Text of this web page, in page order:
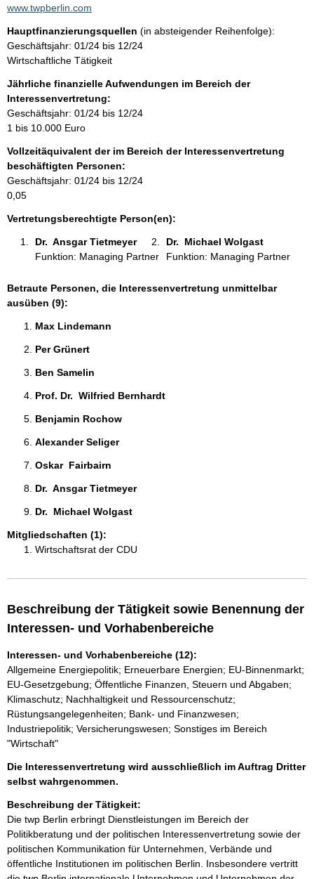
a
t
i
n
f
o
r
m
t
i
o
n
e
www.twpberlin.com
Hauptfinanzierungsquellen (in absteigender Reihenfolge):
Geschäftsjahr: 01/24 bis 12/24
Wirtschaftliche Tätigkeit
Jährliche finanzielle Aufwendungen im Bereich der
Interessenvertretung:
Geschäftsjahr: 01/24 bis 12/24
1 bis 10.000 Euro
Vollzeitäquivalent der im Bereich der Interessenvertretung
beschäftigten Personen:
Geschäftsjahr: 01/24 bis 12/24
0,05
Vertretungsberechtigte Person(en):
Dr.  Ansgar Tietmeyer
Funktion: Managing Partner
Dr.  Michael Wolgast
Funktion: Managing Partner
Betraute Personen, die Interessenvertretung unmittelbar
ausüben (9):
Max Lindemann
Per Grünert
Ben Samelin
Prof. Dr.  Wilfried Bernhardt
Benjamin Rochow
Alexander Seliger
Oskar  Fairbairn
Dr.  Ansgar Tietmeyer
Dr.  Michael Wolgast
Mitgliedschaften (1):
Wirtschaftsrat der CDU
Beschreibung der Tätigkeit sowie Benennung der
Interessen- und Vorhabenbereiche
Interessen- und Vorhabenbereiche (12):
Allgemeine Energiepolitik; Erneuerbare Energien; EU-Binnenmarkt;
EU-Gesetzgebung; Öffentliche Finanzen, Steuern und Abgaben;
Klimaschutz; Nachhaltigkeit und Ressourcenschutz;
Rüstungsangelegenheiten; Bank- und Finanzwesen;
Industriepolitik; Versicherungswesen; Sonstiges im Bereich
"Wirtschaft"
Die Interessenvertretung wird ausschließlich im Auftrag Dritter
selbst wahrgenommen.
Beschreibung der Tätigkeit:
Die twp Berlin erbringt Dienstleistungen im Bereich der
Politikberatung und der politischen Interessenvertretung sowie der
politischen Kommunikation für Unternehmen, Verbände und
öffentliche Institutionen im politischen Berlin. Insbesondere vertritt